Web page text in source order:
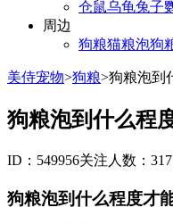
仓鼠乌龟兔子
周边
狗粮猫粮泡狗
美侍宠物>狗粮>狗粮泡到
狗粮泡到什么程
ID：549956关注人数：
狗粮泡到什么程度才